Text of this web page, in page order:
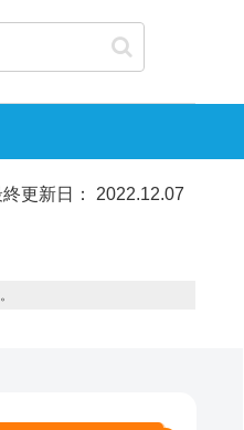
終更新日： 2022.12.07